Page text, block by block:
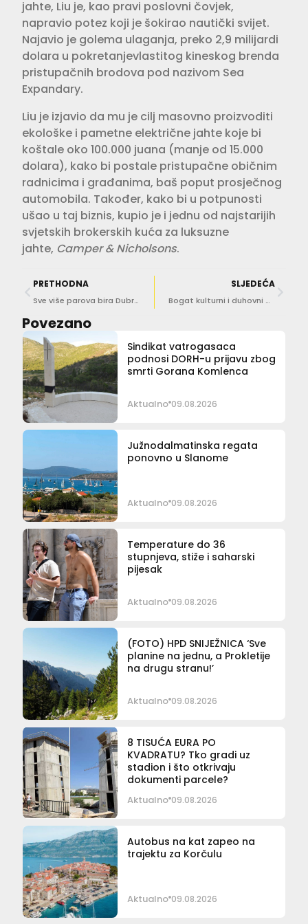
jahte, Liu je, kao pravi poslovni čovjek,
napravio potez koji je šokirao nautički svijet.
Najavio je golema ulaganja, preko 2,9 milijardi
dolara u pokretanjevlastitog kineskog brenda
pristupačnih brodova pod nazivom Sea
Expandary.
Liu je izjavio da mu je cilj masovno proizvoditi
ekološke i pametne električne jahte koje bi
koštale oko 100.000 juana (manje od 15.000
dolara), kako bi postale pristupačne običnim
radnicima i građanima, baš poput prosječnog
automobila. Također, kako bi u potpunosti
ušao u taj biznis, kupio je i jednu od najstarijih
svjetskih brokerskih kuća za luksuzne
jahte, Camper & Nicholsons.
PRETHODNA
Sve više parova bira Dubrovnik: Sezona vjenčanja bolja nego lani, interes ne jenjava
SLJEDEĆA
Bogat kulturni i duhovni program za proslavu sv. Vida u Trstenome
Povezano
Sindikat vatrogasaca
podnosi DORH-u prijavu zbog
smrti Gorana Komlenca
Aktualno 09.08.2026
Južnodalmatinska regata
ponovno u Slanome
Aktualno 09.08.2026
Temperature do 36
stupnjeva, stiže i saharski
pijesak
Aktualno 09.08.2026
(FOTO) HPD SNIJEŽNICA ‘Sve
planine na jednu, a Prokletije
na drugu stranu!’
Aktualno 09.08.2026
8 TISUĆA EURA PO
KVADRATU? Tko gradi uz
stadion i što otkrivaju
dokumenti parcele?
Aktualno 09.08.2026
Autobus na kat zapeo na
trajektu za Korčulu
Aktualno 09.08.2026